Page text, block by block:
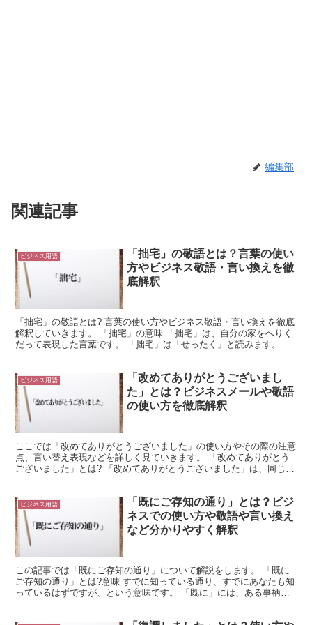
編集部
関連記事
ビジネス用語
「拙宅」の敬語とは？言葉の使い
方やビジネス敬語・言い換えを徹
底解釈
「拙宅」の敬語とは? 言葉の使い方やビジネス敬語・言い換えを徹底
解釈していきます。 「拙宅」の意味 「拙宅」は、自分の家をへりく
だって表現した言葉です。 「拙宅」は「せったく」と読みます。
ビジネス用語
「改めてありがとうございまし
た」とは？ビジネスメールや敬語
の使い方を徹底解釈
ここでは「改めてありがとうございました」の使い方やその際の注意
点、言い替え表現などを詳しく見ていきます。 「改めてありがとう
ございました」とは? 「改めてありがとうございました」は、同じ件
ビジネス用語
「既にご存知の通り」とは？ビジ
ネスでの使い方や敬語や言い換え
など分かりやすく解釈
この記事では「既にご存知の通り」について解説をします。 「既に
ご存知の通り」とは?意味 すでに知っている通り、すでにあなたも知
っているはずですが、という意味です。 「既に」には、ある事柄が